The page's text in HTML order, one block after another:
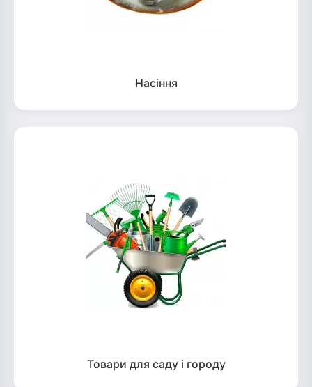
Насіння
Товари для саду і городу